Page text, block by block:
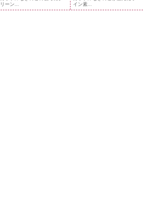
リーン...
イン素...